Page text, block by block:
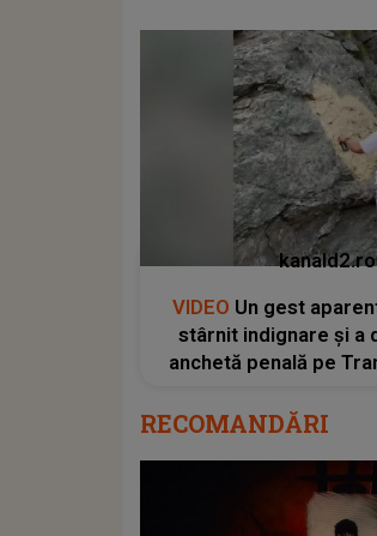
kanald2.ro
VIDEO Un gest
stârnit indignare și a
anchetă penală pe
RECOMANDĂRI